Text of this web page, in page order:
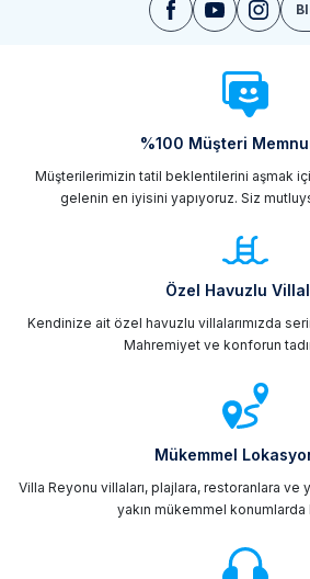
%100 Müşteri
Müşterilerimizin tatil beklentilerini aşmak
gelenin en iyisini yapıyoruz. Siz
Özel Havuzlu
Kendinize ait özel havuzlu villalarımızda
Mahremiyet ve konforun
Mükemmel
Villa Reyonu villaları, plajlara, restoranlara
yakın mükemmel konumlarda